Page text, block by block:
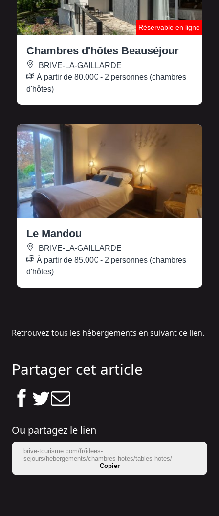
Réservable en ligne
Chambres d'hôtes Beauséjour
BRIVE-LA-GAILLARDE
À partir de 80.00€ - 2 personnes (chambres
d'hôtes)
Le Mandou
BRIVE-LA-GAILLARDE
À partir de 85.00€ - 2 personnes (chambres
d'hôtes)
Retrouvez tous les hébergements en suivant ce lien.
Partager cet article
Ou partagez le lien
brive-tourisme.com/fr/idees-
sejours/hebergements/chambres-hotes/tables-hotes/
Copier